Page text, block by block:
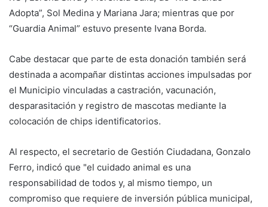
Adopta”, Sol Medina y Mariana Jara; mientras que por
“Guardia Animal” estuvo presente Ivana Borda.
Cabe destacar que parte de esta donación también será
destinada a acompañar distintas acciones impulsadas por
el Municipio vinculadas a castración, vacunación,
desparasitación y registro de mascotas mediante la
colocación de chips identificatorios.
Al respecto, el secretario de Gestión Ciudadana, Gonzalo
Ferro, indicó que "el cuidado animal es una
responsabilidad de todos y, al mismo tiempo, un
compromiso que requiere de inversión pública municipal,